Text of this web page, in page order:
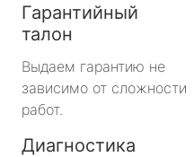
Гарантийный
талон
Выдаем гарантию не
зависимо от сложности
работ.
Диагностика